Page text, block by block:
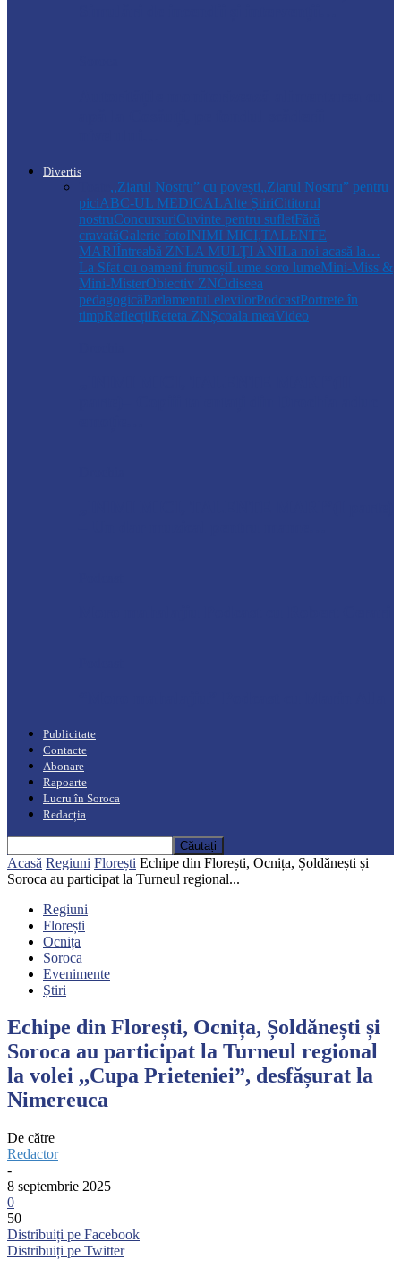
Divertis
,,Ziarul Nostru” cu povești„Ziarul Nostru” pentru
piciABC-UL MEDICALAlte ȘtiriCititorul
nostruConcursuriCuvinte pentru sufletFără
cravatăGalerie fotoINIMI MICI,TALENTE
MARIÎntreabă ZNLA MULŢI ANILa noi acasă la…
La Sfat cu oameni frumoșiLume soro lumeMini-Miss &
Mini-MisterObiectiv ZNOdiseea
pedagogicăParlamentul elevilorPodcastPortrete în
timpReflecțiiReteta ZNȘcoala meaVideo
Publicitate
Contacte
Abonare
Rapoarte
Lucru în Soroca
Redacția
Acasă Regiuni Florești Echipe din Florești, Ocnița, Șoldănești și
Soroca au participat la Turneul regional...
Regiuni
Florești
Ocnița
Soroca
Evenimente
Știri
Echipe din Florești, Ocnița, Șoldănești și
Soroca au participat la Turneul regional
la volei ,,Cupa Prieteniei”, desfășurat la
Nimereuca
De către
Redactor
-
8 septembrie 2025
0
50
Distribuiți pe Facebook
Distribuiți pe Twitter